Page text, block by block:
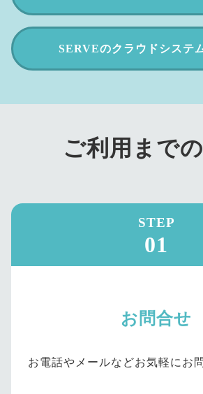
SERVEのクラウドシステ
ご利用まで
STEP
01
お問合せ
お電話やメールなどお気軽にお